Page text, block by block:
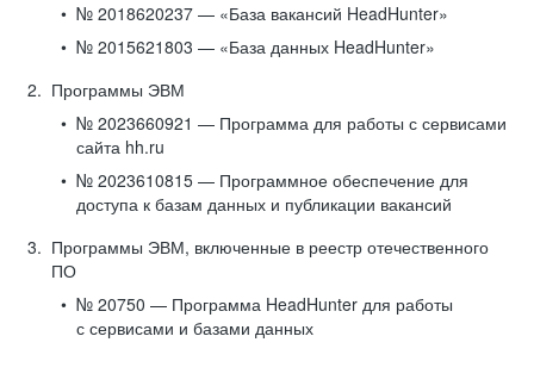
№ 2018620237 — «База вакансий HeadHunter»
№ 2015621803 — «База данных HeadHunter»
Программы ЭВМ
№ 2023660921 — Программа для работы с сервисами
сайта hh.ru
№ 2023610815 — Программное обеспечение для
доступа к базам данных и публикации вакансий
Программы ЭВМ, включенные в реестр отечественного
ПО
№ 20750 — Программа HeadHunter для работы
с сервисами и базами данных